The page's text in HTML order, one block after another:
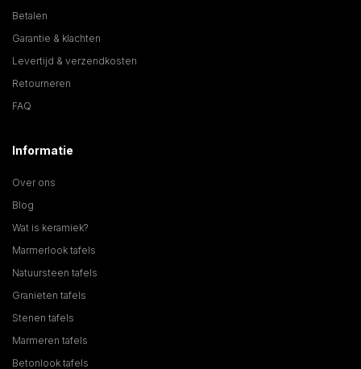
Betalen
Garantie & klachten
Levertijd & verzendkosten
Retourneren
FAQ
Informatie
Over ons
Blog
Wat is keramiek?
Marmerlook tafels
Natuursteen tafels
Granieten tafels
Stenen tafels
Marmeren tafels
Betonlook tafels